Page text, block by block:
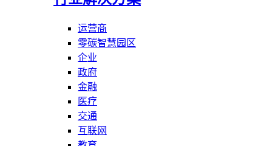
运营商
零碳智慧园区
企业
政府
金融
医疗
交通
互联网